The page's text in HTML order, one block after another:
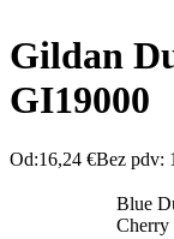
Gildan
GI19000
Od:16,24 €Bez pdv:
Blue
Cherry